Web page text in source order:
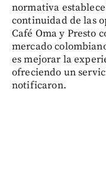
normativa
continuidad de las
Café Oma y Presto
mercado
es mejorar la
ofreciendo un
notificaron.